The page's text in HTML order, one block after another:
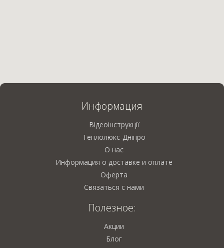
Информация
Відеоінструкції
Теплолюкс-Дніпро
О нас
Информация о доставке и оплате
Оферта
Связаться с нами
Полезное:
Акции
Блог